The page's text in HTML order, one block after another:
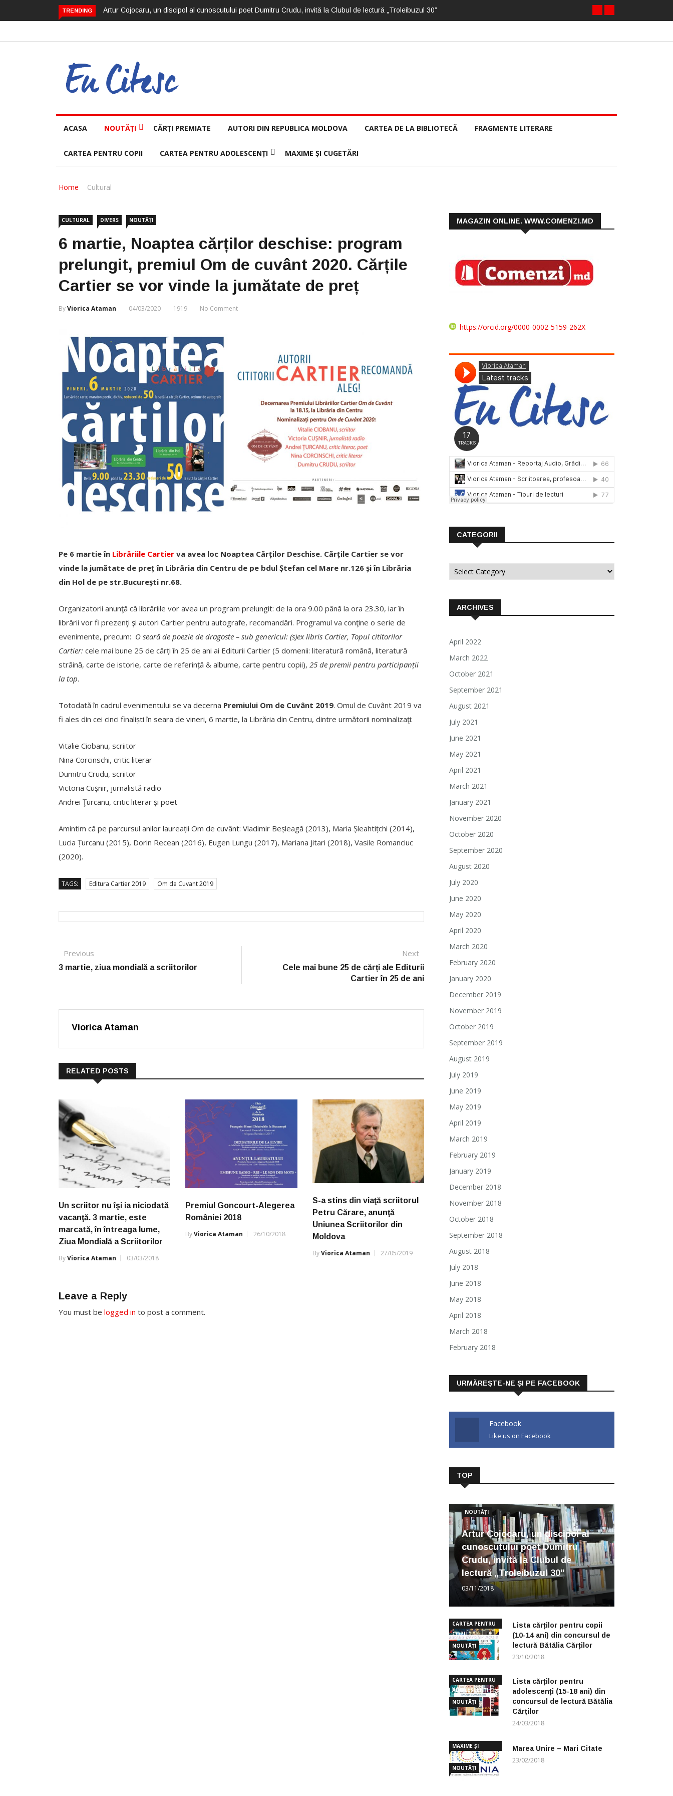
TRENDING Artur Cojocaru, un discipol al cunoscutului poet Dumitru Crudu, invită la Clubul de lectură „Troleibuzul 30”
ACASA NOUTĂȚI CĂRȚI PREMIATE AUTORI DIN REPUBLICA MOLDOVA CARTEA DE LA BIBLIOTECĂ FRAGMENTE LITERARE
CARTEA PENTRU COPII CARTEA PENTRU ADOLESCENȚI MAXIME ȘI CUGETĂRI
Home Cultural
CULTURAL DIVERS NOUTĂȚI
6 martie, Noaptea cărților deschise: program
prelungit, premiul Om de cuvânt 2020. Cărțile
Cartier se vor vinde la jumătate de preț
ByViorica Ataman 04/03/2020 1919 No Comment
Pe 6 martie în Librăriile Cartier va avea loc Noaptea Cărților Deschise. Cărțile Cartier se vor
vinde la jumătate de preț în Librăria din Centru de pe bdul Ștefan cel Mare nr.126 și în Librăria
din Hol de pe str.București nr.68.
Organizatorii anunţă că librăriile vor avea un program prelungit: de la ora 9.00 până la ora 23.30, iar în
librării vor fi prezenţi şi autori Cartier pentru autografe, recomandări. Programul va conţine o serie de
evenimente, precum: O seară de poezie de dragoste – sub genericul: (s)ex libris Cartier, Topul cititorilor
Cartier: cele mai bune 25 de cărți în 25 de ani ai Editurii Cartier (5 domenii: literatură română, literatură
străină, carte de istorie, carte de referință & albume, carte pentru copii), 25 de premii pentru participanții
la top.
Totodată în cadrul evenimentului se va decerna Premiului Om de Cuvânt 2019. Omul de Cuvânt 2019 va
fi ales din cei cinci finaliști în seara de vineri, 6 martie, la Librăria din Centru, dintre următorii nominalizaţi:
Vitalie Ciobanu, scriitor
Nina Corcinschi, critic literar
Dumitru Crudu, scriitor
Victoria Cușnir, jurnalistă radio
Andrei Ţurcanu, critic literar și poet
Amintim că pe parcursul anilor laureații Om de cuvânt: Vladimir Beșleagă (2013), Maria Șleahtițchi (2014),
Lucia Țurcanu (2015), Dorin Recean (2016), Eugen Lungu (2017), Mariana Jitari (2018), Vasile Romanciuc
(2020).
TAGS: Editura Cartier 2019 Om de Cuvant 2019
Post navigation
Previous
3 martie, ziua mondială a scriitorilor
Next
Cele mai bune 25 de cărți ale Editurii
Cartier în 25 de ani
Viorica Ataman
RELATED POSTS
Un scriitor nu îşi ia niciodată
vacanţă. 3 martie, este
marcată, în întreaga lume,
Ziua Mondială a Scriitorilor
ByViorica Ataman 03/03/2018
Premiul Goncourt-Alegerea
României 2018
ByViorica Ataman 26/10/2018
S-a stins din viaţă scriitorul
Petru Cărare, anunţă
Uniunea Scriitorilor din
Moldova
ByViorica Ataman 27/05/2019
Leave a Reply
You must be logged in to post a comment.
MAGAZIN ONLINE. WWW.COMENZI.MD
https://orcid.org/0000-0002-5159-262X
CATEGORII
Categorii
ARCHIVES
April 2022
March 2022
October 2021
September 2021
August 2021
July 2021
June 2021
May 2021
April 2021
March 2021
January 2021
November 2020
October 2020
September 2020
August 2020
July 2020
June 2020
May 2020
April 2020
March 2020
February 2020
January 2020
December 2019
November 2019
October 2019
September 2019
August 2019
July 2019
June 2019
May 2019
April 2019
March 2019
February 2019
January 2019
December 2018
November 2018
October 2018
September 2018
August 2018
July 2018
June 2018
May 2018
April 2018
March 2018
February 2018
URMĂREȘTE-NE ȘI PE FACEBOOK
Facebook
Like us on Facebook
TOP
NOUTĂȚI
Artur Cojocaru, un discipol al
cunoscutului poet Dumitru
Crudu, invită la Clubul de
lectură „Troleibuzul 30”
03/11/2018
CARTEA PENTRU
COPII
NOUTĂȚI
Lista cărților pentru copii
(10-14 ani) din concursul de
lectură Bătălia Cărților
23/10/2018
CARTEA PENTRU
ADOLESCENȚI
NOUTĂȚI
Lista cărților pentru
adolescenți (15-18 ani) din
concursul de lectură Bătălia
Cărților
24/03/2018
MAXIME ȘI
CUGETĂRI
NOUTĂȚI
Marea Unire – Mari Citate
23/02/2018